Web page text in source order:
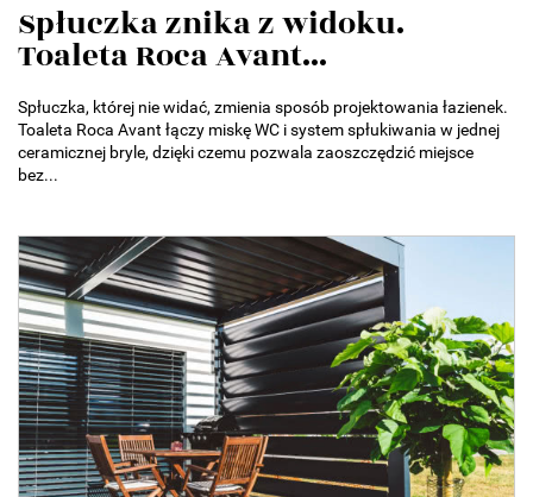
Spłuczka znika z widoku.
Toaleta Roca Avant...
Spłuczka, której nie widać, zmienia sposób projektowania łazienek.
Toaleta Roca Avant łączy miskę WC i system spłukiwania w jednej
ceramicznej bryle, dzięki czemu pozwala zaoszczędzić miejsce
bez...